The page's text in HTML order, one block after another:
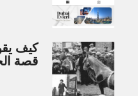
كيف
قصة